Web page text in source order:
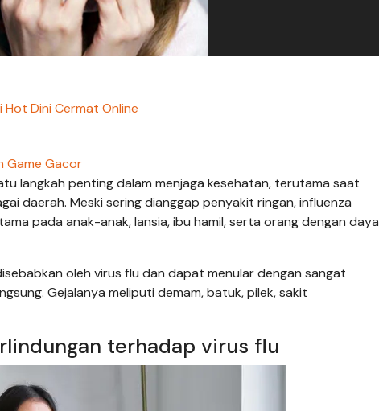
Hot Dini Cermat Online
Game Gacor
langkah penting dalam menjaga kesehatan, terutama saat
daerah. Meski sering dianggap penyakit ringan, influenza
pada anak-anak, lansia, ibu hamil, serta orang dengan daya
oleh virus flu dan dapat menular dengan sangat
Gejalanya meliputi demam, batuk, pilek, sakit
terhadap virus flu